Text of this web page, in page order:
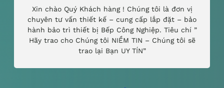
Xin chào Quý Khách hàng ! Chúng tôi là đơn vị
chuyên tư vấn thiết kế – cung cấp lắp đặt – bảo
hành bảo trì thiết bị Bếp Công Nghiệp. Tiêu chí ”
Hãy trao cho Chúng tôi NIỀM TIN – Chúng tôi sẽ
trao lại Bạn UY TÍN”